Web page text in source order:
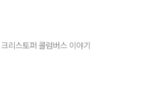
리스토퍼 콜럼버스 이야기